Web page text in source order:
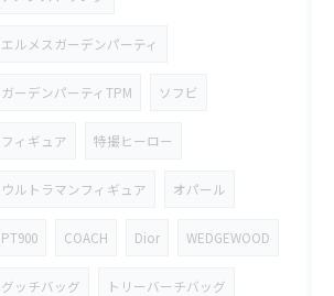
エルメスガーデンパーティ
ガーデンパーティTPM ソフビ
フィギュア 特撮ヒーロー
ウルトラマンフィギュア オパール
PT900 COACH Dior WEDGEWOOD
グッチバッグ トリーバーチバッグ